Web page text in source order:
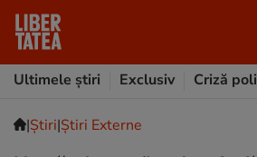
Ultimele știri
Exclusiv Criză
|Ştiri|Știri Externe